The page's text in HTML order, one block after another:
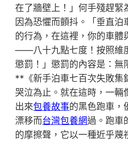
在了牆壁上！」何手殘趕緊
因為恐懼而顫抖。「垂直泊
的行為，在這裡，你的車體
——八十九點七度！按照維
懲罰！」懲罰的內容是：無
**《新手泊車七百次失敗集
哭泣為止。就在這時，一輛
出來包養故事的黑色跑車，
漂移而台灣包養網過。跑車
的摩擦聲，它以一種近乎蔑